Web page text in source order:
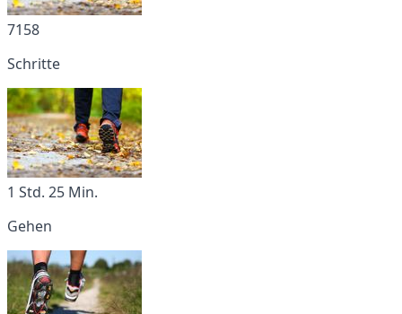
7158
Schritte
1 Std. 25 Min.
Gehen